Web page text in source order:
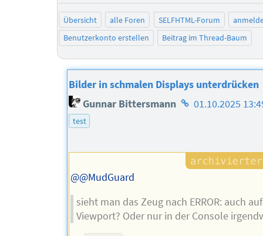
Übersicht alle Foren SELFHTML-Forum
Benutzerkonto erstellen
Beitrag im Thread-Baum
Bilder in schmalen Displays unterdrücken
Gunnar Bittersmann Homepage
01.10.2025
test
@@MudGuard
sieht man das Zeug nach ERROR: auch
Viewport? Oder nur in der Console